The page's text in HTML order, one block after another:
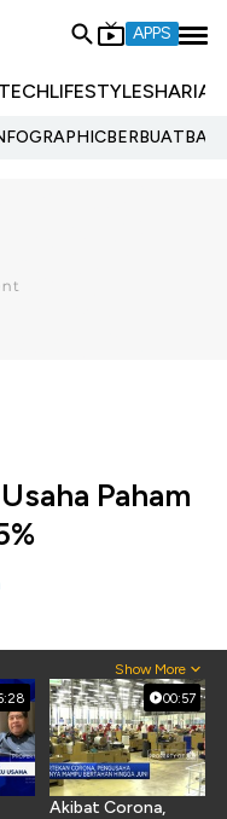
APPS
TECHLIFESTYLESHARIA
Paham
Show More
00:57
Akibat Corona,